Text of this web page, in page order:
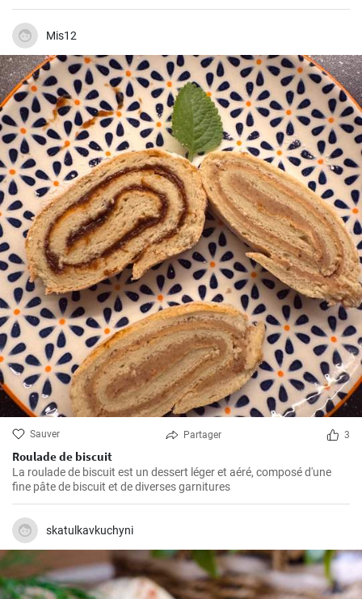
Mis12
Sauver Partager 3
Roulade de biscuit
La roulade de biscuit est un dessert léger et aéré, composé d'une
fine pâte de biscuit et de diverses garnitures
skatulkavkuchyni